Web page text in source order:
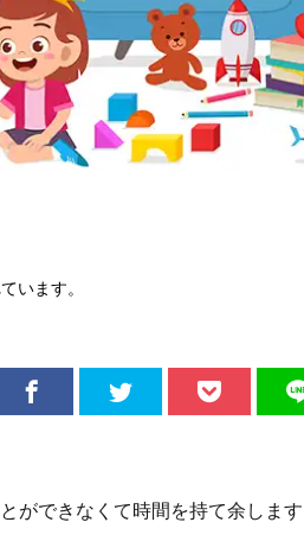
います。
ができなくて時間を持て余します